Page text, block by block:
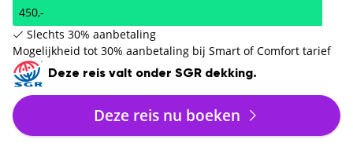
450,-
Slechts 30% aanbetaling
Mogelijkheid tot 30% aanbetaling bij Smart of Comfort tarief
Deze reis valt onder SGR dekking.
Deze reis nu boeken